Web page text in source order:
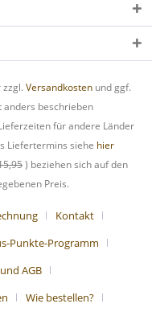
Versandkosten und ggf.
anders beschrieben
für andere Länder
Liefertermins siehe hier
) beziehen sich auf den
Preis.
Kontakt
Punkte-Programm
AGB
Wie bestellen?